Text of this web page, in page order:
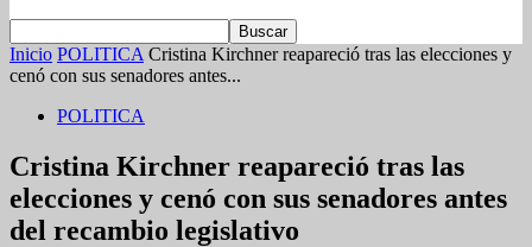
Inicio POLITICA Cristina Kirchner reapareció tras las elecciones y
cenó con sus senadores antes...
POLITICA
Cristina Kirchner reapareció tras las
elecciones y cenó con sus senadores antes
del recambio legislativo